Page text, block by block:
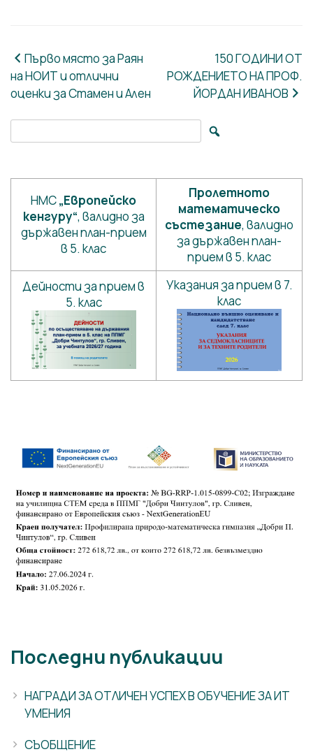
Навигация
Първо място за Раян
на НОИТ и отлични
оценки за Стамен и Ален
150 ГОДИНИ ОТ
РОЖДЕНИЕТО НА ПРОФ.
ЙОРДАН ИВАНОВ
Search for:
НМС„Европейско
кенгуру“, валидно за
държавен план-прием
в 5. клас
Пролетното
математическо
състезание, валидно
за държавен план-
прием в 5. клас
Дейности за прием в
5. клас
Указания за прием в 7.
клас
Последни публикации
НАГРАДИ ЗА ОТЛИЧЕН УСПЕХ В ОБУЧЕНИЕ ЗА ИТ
УМЕНИЯ
СЪОБЩЕНИЕ